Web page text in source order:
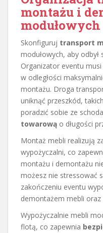
montażu i
modułowych
Skonfiguruj transport
modułowych, aby
Organizator eventu
w odległości
montażu. Droga
uniknąć przeszkód,
poradzić sobie ze
towarową o długości
Montaż mebli realizują
wypożyczalni, co
montażu i demontażu
możesz nie stressować
zakończeniu eventu
demontażem mebli oraz
Wypożyczalnie mebli
flotą, co zapewnia